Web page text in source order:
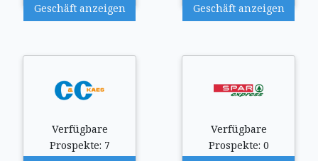
Geschäft anzeigen
Geschäft anzeigen
Verfügbare
Prospekte: 7
Verfügbare
Prospekte: 0